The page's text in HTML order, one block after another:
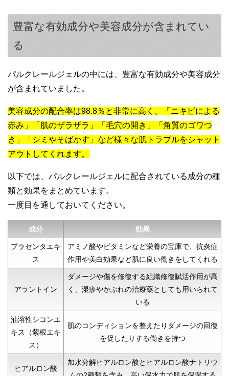
豊富な有効成分や美容成分が含まれてい
る
パルクレールジェルの中には、豊富な有効成分や美容成分
が含まれていました。
美容成分の配合率は98.8％と非常に高く、「ニキビによる
赤み」「肌のザラザラ」「毛穴の開き」「角質のゴワつ
き」「シミやそばかす」など様々な肌トラブルをシャット
アウトしてくれます。
以下では、パルクレールジェルに配合されている成分の種
類と効果をまとめています。
一度目を通しておいてください。
成分 効果
プラセンタエキ
ス
アミノ酸やビタミンなど栄養の宝庫で、抗炎症
作用や美白効果など肌に良い働きをしてくれる
アラントイン
ダメージや傷を修復する組織修復賦活作用が高
く、湿疹やかぶれの治療薬としても用いられて
いる
油溶性シコンエ
キス（紫根エキ
ス）
肌のコンディションを整えたりダメージの回復
を促したりする働きを持つ
ヒアルロン酸
加水分解ヒアルロン酸とヒアルロン酸ナトリウ